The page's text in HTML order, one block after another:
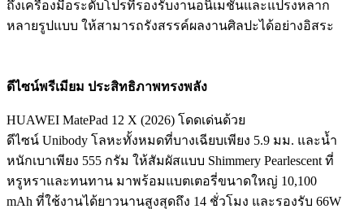
ถึงเครื่องมือระดับโปรที่รองรับงานอนิเมชันและแปรงหลาก
หลายรูปแบบ ให้สามารถรังสรรค์ผลงานศิลปะได้อย่างอิสระ
ดีไซน์พรีเมียม ประสิทธิภาพทรงพลัง
HUAWEI MatePad 12 X (2026) โดดเด่นด้วย
ดีไซน์ Unibody โลหะทั้งหมดที่บางเฉียบเพียง 5.9 มม. และน้ำ
หนักเบาเพียง 555 กรัม ให้สัมผัสแบบ Shimmery Pearlescent ที่
หรูหราและทนทาน มาพร้อมแบตเตอรี่ขนาดใหญ่ 10,100
mAh ที่ใช้งานได้ยาวนานสูงสุดถึง 14 ชั่วโมง และรองรับ 66W